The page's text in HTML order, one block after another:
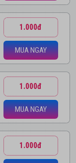
1.000đ
MUA NGAY
1.000đ
MUA NGAY
1.000đ